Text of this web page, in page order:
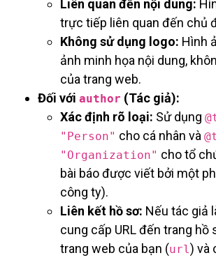
Liên quan đến nội dung:
trực tiếp liên quan đến chủ
Không sử dụng logo: Hình
ảnh minh họa nội dung,
của trang web.
Đối với author (Tác giả):
Xác định rõ loại: Sử dụng
"Person" cho cá nhân và
"Organization" cho tổ
bài báo được viết bởi một
công ty).
Liên kết hồ sơ: Nếu tác giả
cung cấp URL đến trang hồ
trang web của bạn (url) và